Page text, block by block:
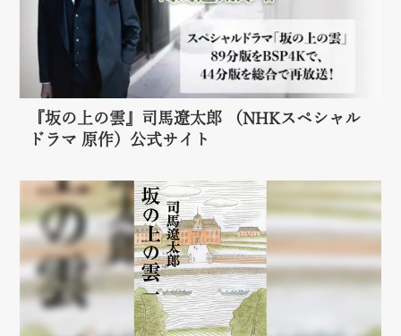
『坂の上の雲』司馬遼太郎 （NHKスペシャル
ドラマ 原作）公式サイト